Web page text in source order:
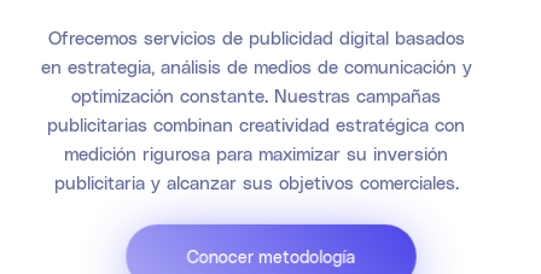
Ofrecemos servicios de publicidad digital basados
en estrategia, análisis de medios de comunicación y
optimización constante. Nuestras campañas
publicitarias combinan creatividad estratégica con
medición rigurosa para maximizar su inversión
publicitaria y alcanzar sus objetivos comerciales.
Conocer metodología